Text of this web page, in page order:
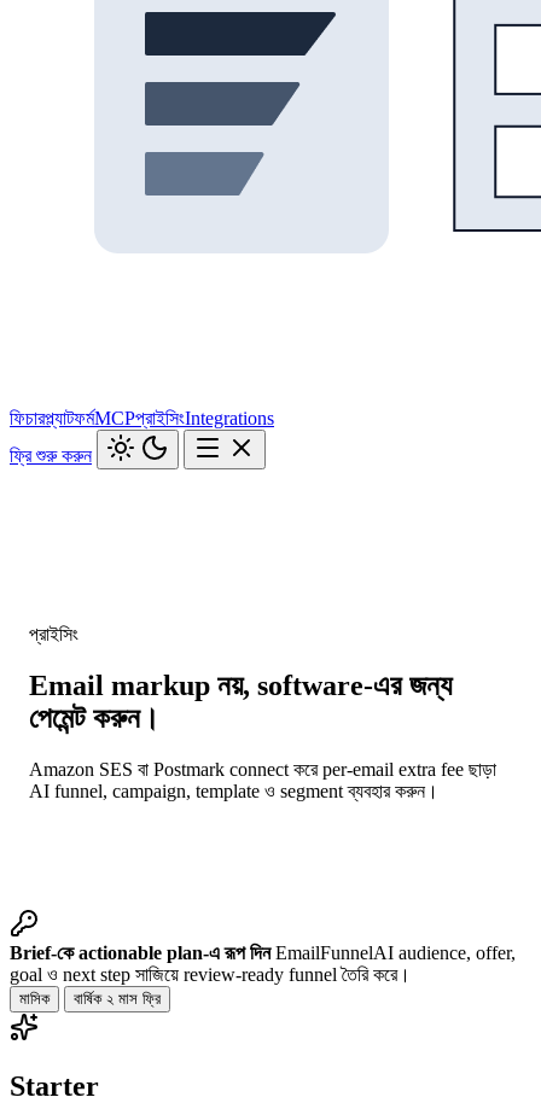
ফিচারপ্ল্যাটফর্মMCPপ্রাইসিংIntegrations
ফ্রি শুরু করুন
প্রাইসিং
Email markup নয়, software-এর জন্য
পেমেন্ট করুন।
Amazon SES বা Postmark connect করে per-email extra fee ছাড়া
AI funnel, campaign, template ও segment ব্যবহার করুন।
Brief-কে actionable plan-এ রূপ দিনEmailFunnelAI audience, offer,
goal ও next step সাজিয়ে review-ready funnel তৈরি করে।
মাসিক বার্ষিক ২ মাস ফ্রি
Starter